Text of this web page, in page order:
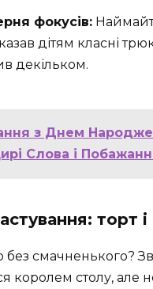
фокусів:
дітям класні
декільком.
з Днем
Слова і
торт і
без смачненького?
королем столу, але